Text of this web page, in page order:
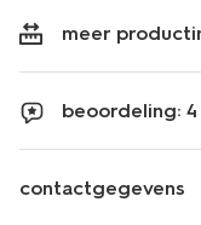
meer
beoordeling:
contactgegevens